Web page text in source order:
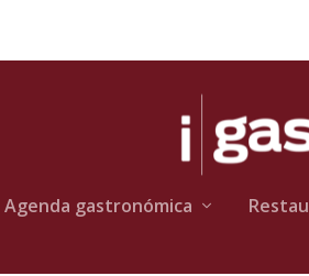
Agenda gastronómica